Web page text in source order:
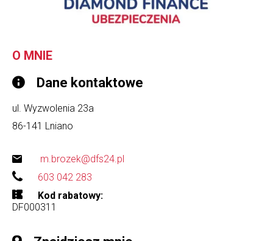
O MNIE
Dane kontaktowe
ul. Wyzwolenia 23a
86-141 Lniano
m.brozek@dfs24.pl
603 042 283
Kod rabatowy
DF000311